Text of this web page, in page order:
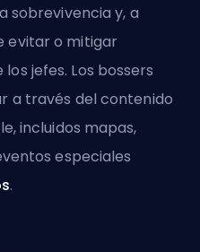
sobrevivencia y, a
evitar o mitigar
jefes. Los bossers
a través del contenido
incluidos mapas,
especiales
.